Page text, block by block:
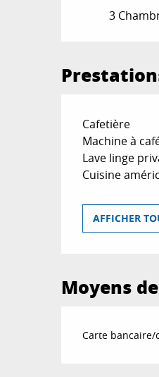
3
Cafetière
Machine à
Lave linge
Cuisine
AFFICHER
Moyens
Carte